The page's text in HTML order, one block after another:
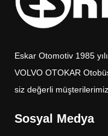
Eskar Otomotiv 1985
VOLVO OTOKAR
siz değerli
Sosyal Medya